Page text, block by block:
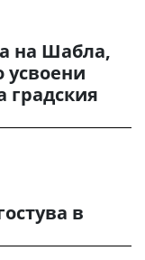
на Шабла,
усвоени
градския
в